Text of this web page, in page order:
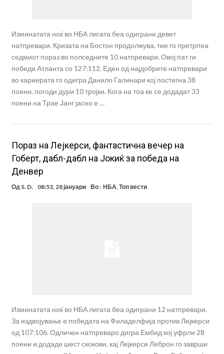
Изминатата ноќ во НБА лигата беа одиграни девет
натпревари. Кризата на Бостон продолжува, тие го претрпеа
седмиот пораз во полседните 10 натпревари. Овој пат ги
победи Атланта со 127:112. Еден од најдобрите натпревари
во кариерата го одигра Данило Галинари кој постигна 38
поени, погоди дури 10 тројки. Кога на тоа ќе се додадат 33
поени на Трае Јанг јасно е …
Пораз на Лејкерси, фантастична вечер на
Гоберт, дабл-дабл на Јокиќ за победа на
Денвер
Од S. D. 08:53, 28 јануари Во : НБА,Топ вести
Изминатата ноќ во НБА лигата беа одиграни 12 натпревари.
За издвојување е победата на Филаделфија против Лејкерси
од 107:106. Одличен натпреваро дигра Ембид кој уфрли 28
поени и додаде шест скокови, кај Лејкерси Леброн го заврши